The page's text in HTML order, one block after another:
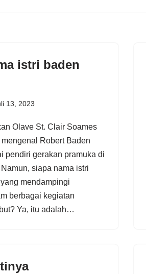
istri baden
13, 2023
Olave St. Clair Soames
Robert Baden
pendiri gerakan pramuka di
siapa nama istri
mendampingi
berbagai kegiatan
Ya, itu adalah…